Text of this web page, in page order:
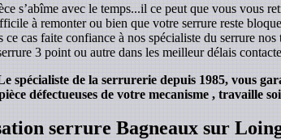
s’abîme avec le temps...il ce peut que vous vous
à remonter ou bien que votre serrure reste
cas faite confiance à nos spécialiste du serrure
3 point ou autre dans les meilleur délais
spécialiste de la serrurerie depuis 1985, vous
défectueuses de votre mecanisme , travaille
serrure Bagneaux sur